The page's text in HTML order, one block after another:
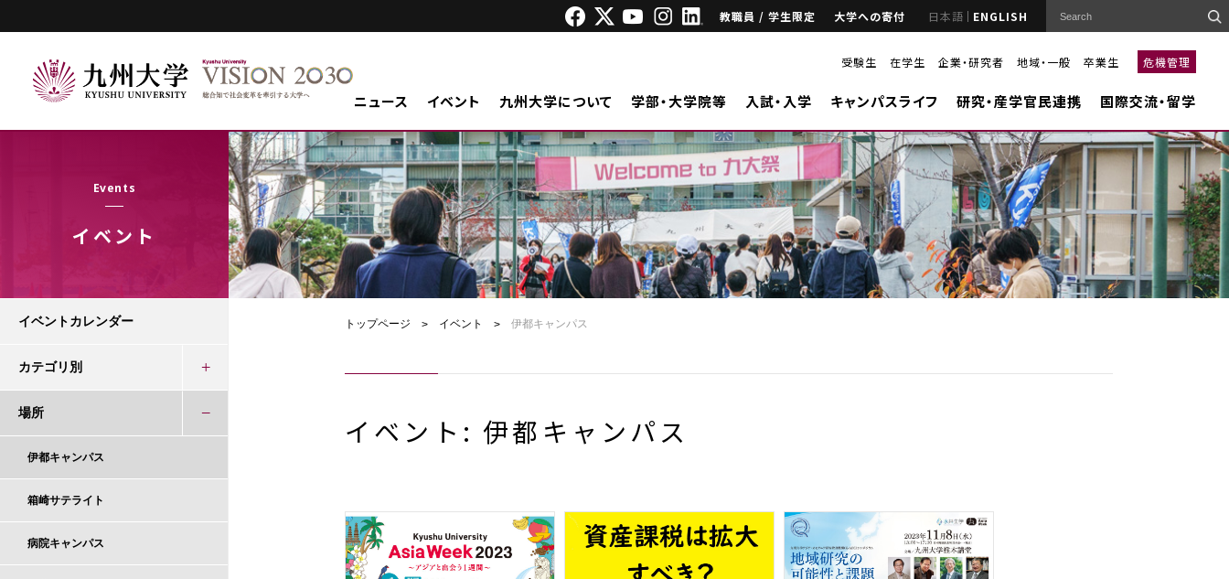
教職員 / 学生限定 大学への寄付 日本語 ENGLISH
受験生 在学生 企業・研究者 地域・一般 卒業生 危機管理
ニュース イベント 九州大学について 学部・大学院等 入試・入学 キャンパスライフ 研究・産学官民連携 国際交流・留学
Events
イベント
トップページ イベント 伊都キャンパス
イベント: 伊都キャンパス
イベントカレンダー
カテゴリ別
場所
伊都キャンパス
箱崎サテライト
病院キャンパス